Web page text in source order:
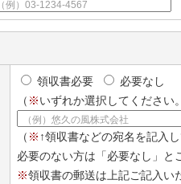
（例）03-1234-4567
領収書必要
必要なし
（ ※いずれか選択してください
（例）悠久の風株式会社
（ ※ ↑領収書などの宛名を記入
必要のない方は「必要なし」と
※領収書の郵送は上記ご記入い